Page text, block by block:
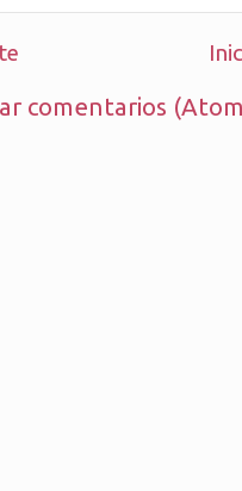
comentarios